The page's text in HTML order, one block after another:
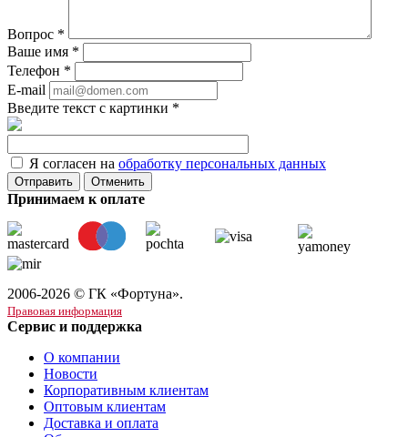
Вопрос *
Ваше имя *
Телефон *
E-mail
Введите текст с картинки *
Я согласен на обработку персональных данных
Отменить
Принимаем к оплате
2006-2026 © ГК «Фортуна».
Правовая информация
Сервис и поддержка
О компании
Новости
Корпоративным клиентам
Оптовым клиентам
Доставка и оплата